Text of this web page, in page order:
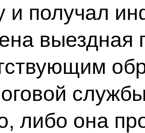
и получал
выездная
либо она